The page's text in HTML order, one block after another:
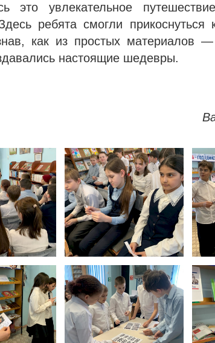
это увлекательное
ребята смогли прикоснуться
как из простых материалов
настоящие шедевры.